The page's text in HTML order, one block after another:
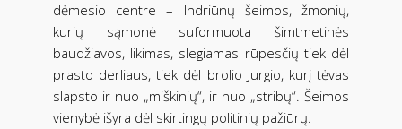
dėmesio centre – Indriūnų šeimos, žmonių,
kurių sąmonė suformuota šimtmetinės
baudžiavos, likimas, slegiamas rūpesčių tiek dėl
prasto derliaus, tiek dėl brolio Jurgio, kurį tėvas
slapsto ir nuo „miškinių“, ir nuo „stribų“. Šeimos
vienybė išyra dėl skirtingų politinių pažiūrų.